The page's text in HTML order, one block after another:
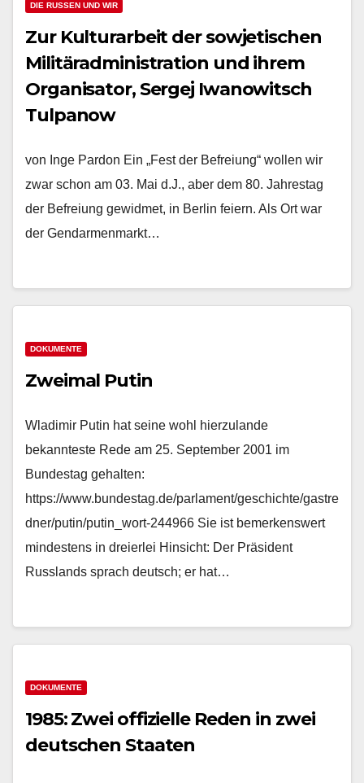
DIE RUSSEN UND WIR
Zur Kulturarbeit der sowjetischen
Militäradministration und ihrem
Organisator, Sergej Iwanowitsch
Tulpanow
von Inge Pardon Ein „Fest der Befreiung“ wollen wir
zwar schon am 03. Mai d.J., aber dem 80. Jahrestag
der Befreiung gewidmet, in Berlin feiern. Als Ort war
der Gendarmenmarkt…
DOKUMENTE
Zweimal Putin
Wladimir Putin hat seine wohl hierzulande
bekannteste Rede am 25. September 2001 im
Bundestag gehalten:
https://www.bundestag.de/parlament/geschichte/gastre
dner/putin/putin_wort-244966 Sie ist bemerkenswert
mindestens in dreierlei Hinsicht: Der Präsident
Russlands sprach deutsch; er hat…
DOKUMENTE
1985: Zwei offizielle Reden in zwei
deutschen Staaten